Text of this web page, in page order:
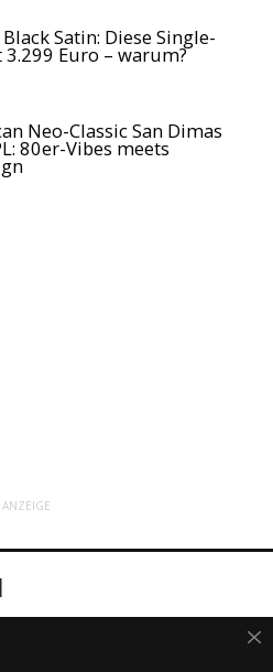
Black Satin: Diese Single-
Euro – warum?
Neo-Classic San Dimas
80er-Vibes meets
ANZEIGE